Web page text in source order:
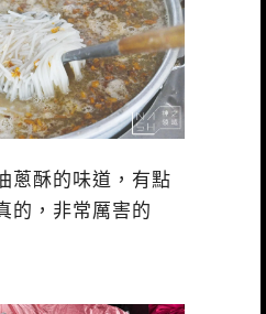
蔥酥的味道，有點
的，非常厲害的